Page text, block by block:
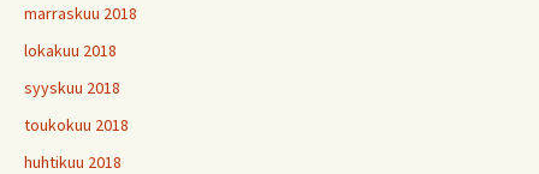
marraskuu 2018
lokakuu 2018
syyskuu 2018
toukokuu 2018
huhtikuu 2018